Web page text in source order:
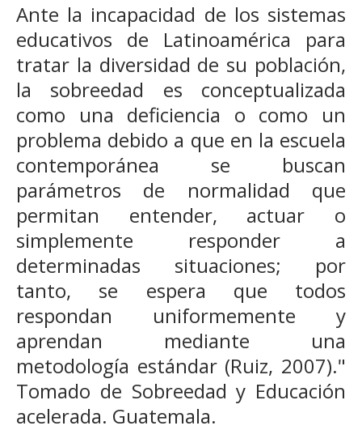
Ante la incapacidad de los sistemas
educativos de Latinoamérica para
tratar la diversidad de su población,
la sobreedad es conceptualizada
como una deficiencia o como un
problema debido a que en la escuela
contemporánea se buscan
parámetros de normalidad que
permitan entender, actuar o
simplemente responder a
determinadas situaciones; por
tanto, se espera que todos
respondan uniformemente y
aprendan mediante una
metodología estándar (Ruiz, 2007)."
Tomado de Sobreedad y Educación
acelerada. Guatemala.